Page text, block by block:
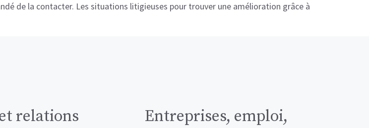
de la contacter. Les situations litigieuses pour trouver une amélioration grâce à
relations
Entreprises, emploi,